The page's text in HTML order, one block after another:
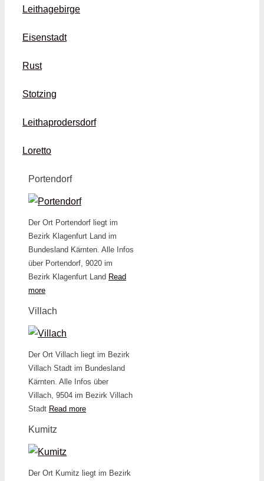
Leithagebirge
Eisenstadt
Rust
Stotzing
Leithaprodersdorf
Loretto
Portendorf
Der Ort Portendorf liegt im
Bezirk Klagenfurt Land im
Bundesland Kärnten. Alle Infos
über Portendorf, 9020 im
Bezirk Klagenfurt Land Read
more
Villach
Der Ort Villach liegt im Bezirk
Villach Stadt im Bundesland
Kärnten. Alle Infos über
Villach, 9504 im Bezirk Villach
Stadt Read more
Kumitz
Der Ort Kumitz liegt im Bezirk